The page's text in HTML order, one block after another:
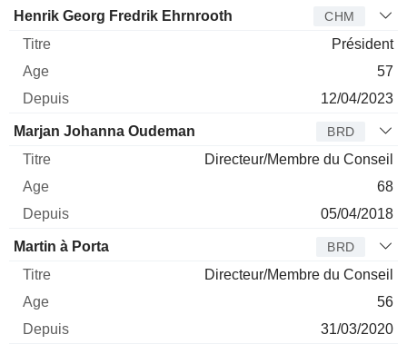
Administrateur Titre Age Depuis
Henrik Georg Fredrik Ehrnrooth CHM
Président
57
12/04/2023
Marjan Johanna Oudeman BRD
Directeur/Membre du Conseil
68
05/04/2018
Martin à Porta BRD
Directeur/Membre du Conseil
56
31/03/2020